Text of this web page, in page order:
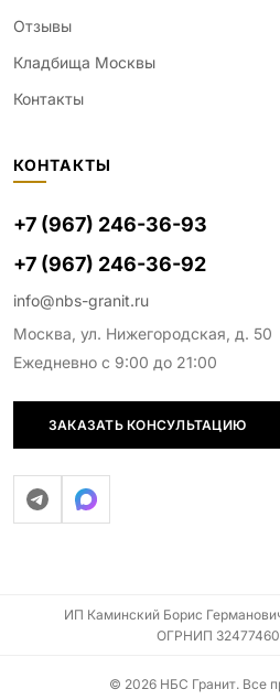
Отзывы
Кладбища Москвы
Контакты
КОНТАКТЫ
+7 (967) 246-36-93
+7 (967) 246-36-92
info@nbs-granit.ru
Москва, ул. Нижегородская, д. 50
Ежедневно с 9:00 до 21:00
ЗАКАЗАТЬ КОНСУЛЬТАЦИЮ
ИП Каминский Борис
ОГРНИП
© 2026 НБС Гранит. Все